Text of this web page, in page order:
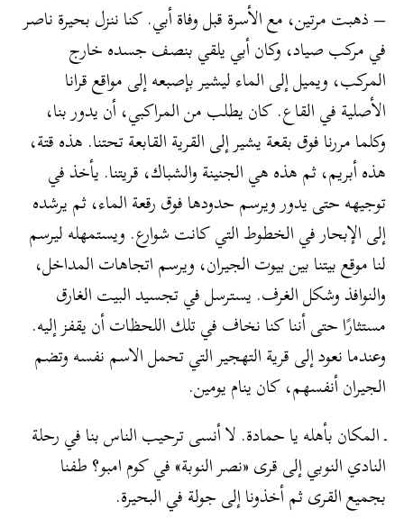
– ذهبت مرتين، مع الأسرة قبل وفاة أبي. كنا ننزل بحيرة ناصر
في مركب صياد، وكان أبي يلقي بنصف جسده خارج
المركب، ويميل إلى الماء ليشير بإصبعه إلى مواقع قرانا
الأصلية في القاع. كان يطلب من المراكبي، أن يدور بنا،
وكلما مررنا فوق بقعة يشير إلى القرية القابعة تحتنا. هذه قتة،
هذه أبريم، ثم هذه هي الجنينة والشباك، قريتنا. يأخذ في
توجيهه حتى يدور ويرسم حدودها فوق رقعة الماء، ثم يرشده
إلى الإبحار في الخطوط التي كانت شوارع. ويستمهله ليرسم
لنا موقع بيتنا بين بيوت الجيران، ويرسم اتجاهات المداخل،
والنوافذ وشكل الغرف. يسترسل في تجسيد البيت الغارق
مستثارًا حتى أننا كنا نخاف في تلك اللحظات أن يقفز إليه.
وعندما نعود إلى قرية التهجير التي تحمل الاسم نفسه وتضم
الجيران أنفسهم، كان ينام يومين.
ـ المكان بأهله يا حمادة. لا أنسى ترحيب الناس بنا في رحلة
النادي النوبي إلى قرى «نصر النوبة» في كوم امبو؟ طفنا
بجميع القرى ثم أخذونا إلى جولة في البحيرة.